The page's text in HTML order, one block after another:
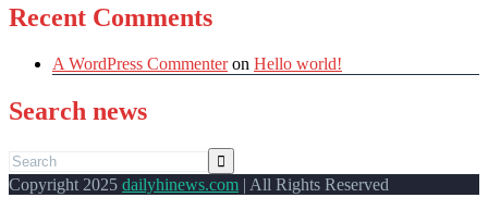
Recent Comments
A WordPress Commenteron Hello world!
Search news
Copyright 2025 dailyhinews.com | All Rights Reserved